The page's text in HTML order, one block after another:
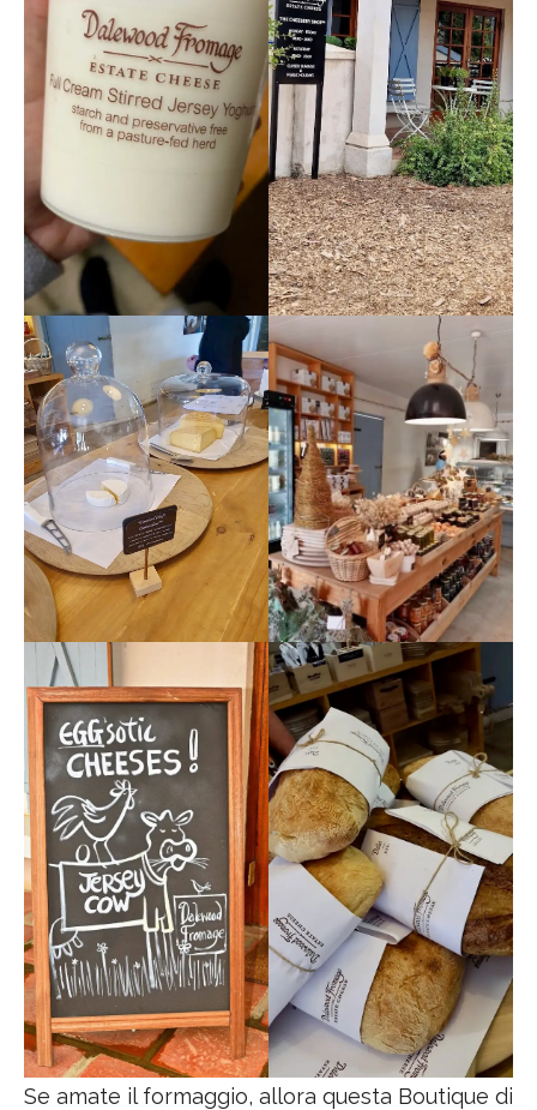
Se amate il formaggio, allora questa Boutique di